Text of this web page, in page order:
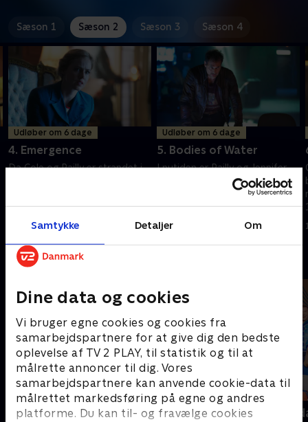
Samtykke Detaljer Om
Dine data og cookies
Vi bruger egne cookies og cookies fra
samarbejdspartnere for at give dig den bedste
oplevelse af TV 2 PLAY, til statistik og til at
målrette annoncer til dig. Vores
samarbejdspartnere kan anvende cookie-data til
målrettet markedsføring på egne og andres
platforme. Du kan til- og fravælge cookies
Sæson 1 Sæson 2 Sæson 3 Sæson 4
Udløber om 6 dage
4. Emergence
Da Cole og Railly er strandet i
på, for at få dem hjem -
Ramse
15. august 2024 • 41 min
Udløber om 6 dage
5. Bodies of Water
I nutiden er Railly og Jennifer
på flugt fra 12 Monkeys i et
desperat forsøg på at opklare
den næste del af
sammensværgelsen
15. august 2024 • 41 min
Andre så også
Mordene i Marlow Robssons